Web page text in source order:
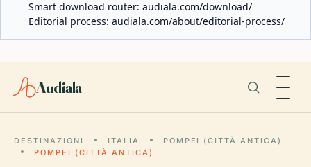
Smart download router: audiala.com/download/
Editorial process: audiala.com/about/editorial-process/
Audiala
DESTINAZIONI ITALIA
POMPEI (CITTÀ ANTICA)
POMPEI (CITTÀ ANTICA)